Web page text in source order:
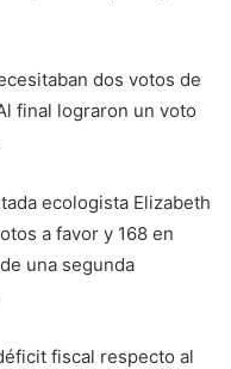
dos votos de
final lograron un voto
ecologista Elizabeth
a favor y 168 en
una segunda
fiscal respecto al